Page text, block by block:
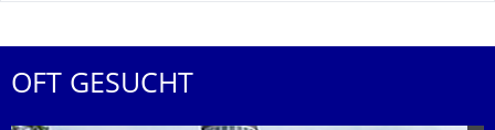
OFT GESUCHT